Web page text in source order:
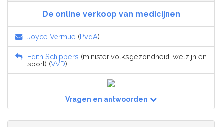
De online verkoop van medicijnen
Joyce Vermue (PvdA)
Edith Schippers (minister volksgezondheid, welzijn en
sport) (VVD)
Vragen en antwoorden